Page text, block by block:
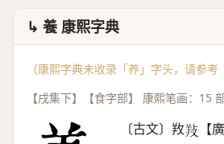
↳ 養 康熙字典
（康熙字典未收录「养」字头，请参考
【戌集下】【食字部】 康熙笔画：15
〔古文〕䍩𢼝
【